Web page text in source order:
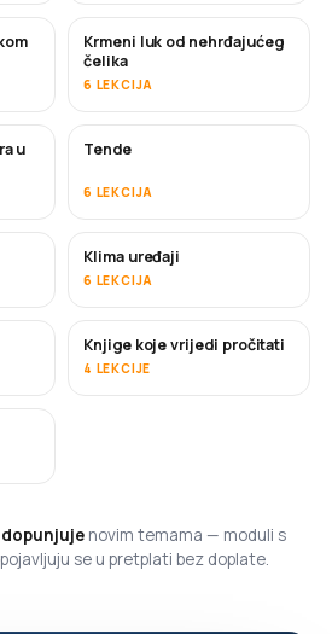
Krmeni luk od nehrđajućeg
čelika
6 LEKCIJA
u
Tende
6 LEKCIJA
USKORO
Klima uređaji
6 LEKCIJA
USKORO
Knjige koje vrijedi pročitati
4 LEKCIJE
novim temama — moduli s
se u pretplati bez doplate.